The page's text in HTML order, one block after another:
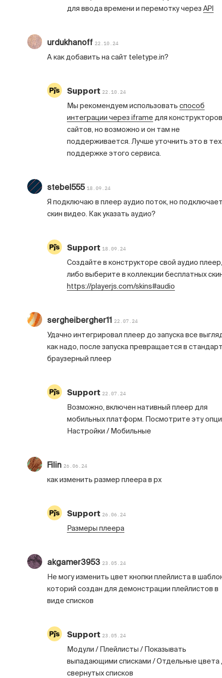
для ввода времени и перемотку через API
urdukhanoff 22.10.24
А как добавить на сайт teletype.in?
Support 22.10.24
Мы рекомендуем использовать способ
интеграции через iframeдля конструкторов
сайтов, но возможно и он там не
поддерживается. Лучше уточнить это в
поддержке этого сервиса.
stebel555 18.09.24
Я подключаю в плеер аудио поток, но
скин видео. Как указать аудио?
Support 18.09.24
Создайте в конструкторе свой аудио плеер,
либо выберите в коллекции бесплатных
https://playerjs.com/skins#audio
sergheibergher11 22.07.24
Удачно интегрировал плеер до запуска все
как надо, после запуска превращается в
браузерный плеер
Support 22.07.24
Возможно, включен нативный плеер для
мобильных платформ. Посмотрите эту
Настройки / Мобильные
Filin 26.06.24
как изменить размер плеера в px
Support 26.06.24
Размеры плеера
akgamer3953 23.05.24
Не могу изменить цвет кнопки плейлиста в
которий создан для демонстрации плейлистов в
виде списков
Support 23.05.24
Модули / Плейлисты / Показывать
выпадающими списками / Отдельные цвета
свернутых списков